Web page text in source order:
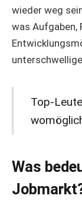
wieder weg
was Aufgaben,
Top-
Was